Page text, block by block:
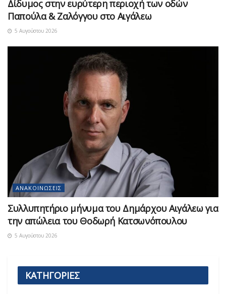
Δίδυμος στην ευρύτερη περιοχή των οδών
Παπούλα & Ζαλόγγου στο Αιγάλεω
5 Αυγούστου 2026
ΑΝΑΚΟΙΝΏΣΕΙΣ
Συλλυπητήριο μήνυμα του Δημάρχου Αιγάλεω για
την απώλεια του Θοδωρή Κατσωνόπουλου
5 Αυγούστου 2026
ΚΑΤΗΓΟΡΙΕΣ